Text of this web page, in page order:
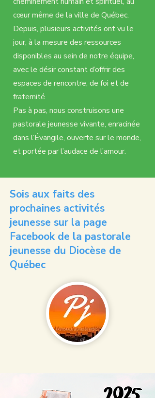
cœur même de la ville de Québec.
Depuis, plusieurs activités ont vu le
jour, à la mesure des ressources
disponibles au sein de notre équipe,
avec le désir constant d’offrir des
espaces de rencontre, de foi et de
fraternité.
Pas à pas, nous construisons une
pastorale jeunesse vivante, enracinée
dans l’Évangile, ouverte sur le monde,
et portée par l’audace de l’amour.
Sois aux faits des
prochaines activités
jeunesse sur la page
Facebook de la pastorale
jeunesse du Diocèse de
Québec